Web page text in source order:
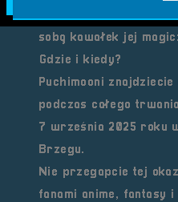
sobą kawałek jej
Gdzie i kiedy?
Puchimooni znajdziecie
podczas całego
7 września 2025 roku
Brzegu.
Nie przegapcie tej
fanami anime, fantasy